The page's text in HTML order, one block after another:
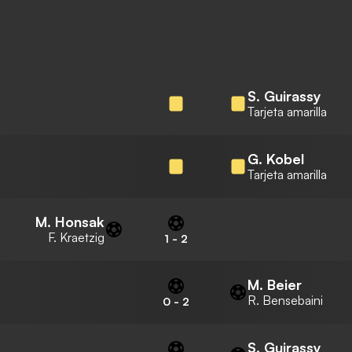
S. Guirassy
Tarjeta amarilla
G. Kobel
Tarjeta amarilla
M. Honsak
F. Kraetzig 1 - 2
0 - 2
M. Beier
R. Bensebaini
S. Guirassy